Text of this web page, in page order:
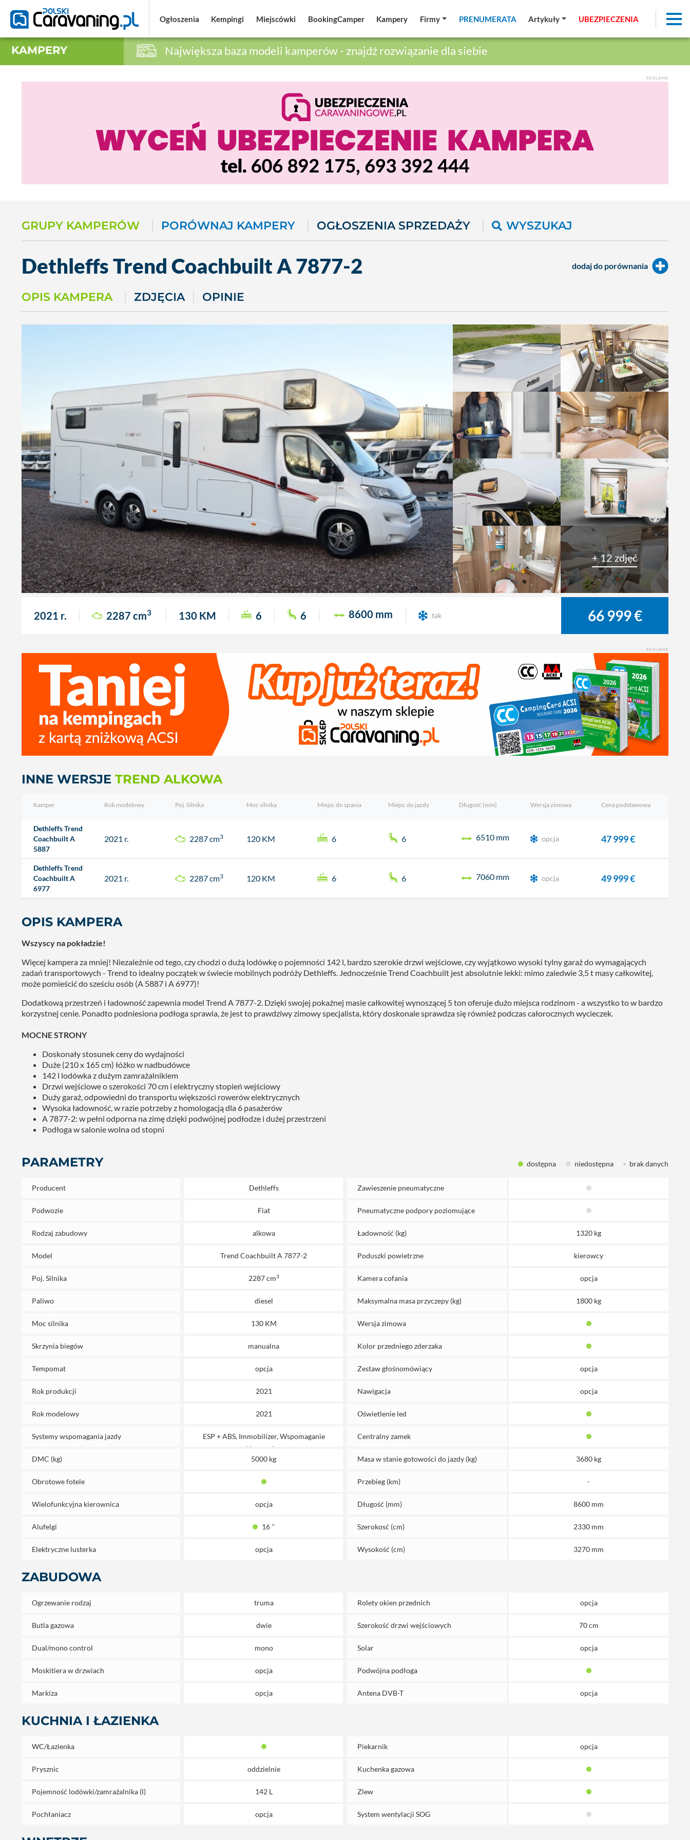
Ogłoszenia Kempingi Miejscówki BookingCamper Kampery Firmy PRENUMERATA Artykuły UBEZPIECZENIA
KAMPERY Największa baza modeli kamperów - znajdź rozwiązanie dla siebie
REKLAMA
GRUPY KAMPERÓW PORÓWNAJ KAMPERY OGŁOSZENIA SPRZEDAŻY WYSZUKAJ
DethleffsTrend Coachbuilt A 7877-2 dodaj do porównania
OPIS KAMPERA ZDJĘCIA OPINIE
+ 12 zdjęć
2021 r. 2287 cm3 130 KM 6 6 8600 mm tak 66 999 €
REKLAMA
INNE WERSJE TREND ALKOWA
Kamper Rok modelowy Poj. Silnika Moc silnika Miejsc do spania Miejsc do jazdy Długość (mm) Wersja zimowa Cena podstawowa
Dethleffs Trend
Coachbuilt A
5887
2021 r. 2287 cm3 120 KM 6 6 6510 mm opcja 47 999 €
Dethleffs Trend
Coachbuilt A
6977
2021 r. 2287 cm3 120 KM 6 6 7060 mm opcja 49 999 €
OPIS KAMPERA
Wszyscy na pokładzie!
Więcej kampera za mniej! Niezależnie od tego, czy chodzi o dużą lodówkę o pojemności 142 l, bardzo szerokie drzwi wejściowe, czy wyjątkowo wysoki tylny garaż do wymagających
zadań transportowych - Trend to idealny początek w świecie mobilnych podróży Dethleffs. Jednocześnie Trend Coachbuilt jest absolutnie lekki: mimo zaledwie 3,5 t masy całkowitej,
może pomieścić do sześciu osób (A 5887 i A 6977)!
Dodatkową przestrzeń i ładowność zapewnia model Trend A 7877-2. Dzięki swojej pokaźnej masie całkowitej wynoszącej 5 ton oferuje dużo miejsca rodzinom - a wszystko to w bardzo
korzystnej cenie. Ponadto podniesiona podłoga sprawia, że ​​jest to prawdziwy zimowy specjalista, który doskonale sprawdza się również podczas całorocznych wycieczek.
MOCNE STRONY
Doskonały stosunek ceny do wydajności
Duże (210 x 165 cm) łóżko w nadbudówce
142 l lodówka z dużym zamrażalnikiem
Drzwi wejściowe o szerokości 70 cm i elektryczny stopień wejściowy
Duży garaż, odpowiedni do transportu większości rowerów elektrycznych
Wysoka ładowność, w razie potrzeby z homologacją dla 6 pasażerów
A 7877-2: w pełni odporna na zimę dzięki podwójnej podłodze i dużej przestrzeni
Podłoga w salonie wolna od stopni
PARAMETRY dostępna niedostępna - brak danych
Producent Dethleffs
Podwozie Fiat
Rodzaj zabudowy alkowa
Model Trend Coachbuilt A 7877-2
Poj. Silnika 2287 cm3
Paliwo diesel
Moc silnika 130 KM
Skrzynia biegów manualna
Tempomat opcja
Rok produkcji 2021
Rok modelowy 2021
Systemy wspomagania jazdy
ESP + ABS, Immobilizer, Wspomaganie
kierownicy
DMC (kg)
5000 kg
Obrotowe fotele
Wielofunkcyjna kierownica opcja
Alufelgi 16 ''
Elektryczne lusterka opcja
Zawieszenie pneumatyczne
Pneumatyczne podpory poziomujące
Ładowność (kg) 1320 kg
Poduszki powietrzne kierowcy
Kamera cofania opcja
Maksymalna masa przyczepy (kg) 1800 kg
Wersja zimowa
Kolor przedniego zderzaka
Zestaw głośnomówiący opcja
Nawigacja opcja
Oświetlenie led
Centralny zamek
Masa w stanie gotowości do jazdy (kg) 3680 kg
Przebieg (km) -
Długość (mm) 8600 mm
Szerokosć (cm) 2330 mm
Wysokość (cm) 3270 mm
ZABUDOWA
Ogrzewanie rodzaj truma
Butla gazowa dwie
Dual/mono control mono
Moskitiera w drzwiach opcja
Markiza opcja
Rolety okien przednich opcja
Szerokość drzwi wejściowych 70 cm
Solar opcja
Podwójna podłoga
Antena DVB-T opcja
KUCHNIA I ŁAZIENKA
WC/Łazienka
Prysznic oddzielnie
Pojemność lodówki/zamrażalnika (l) 142 L
Pochłaniacz opcja
Piekarnik opcja
Kuchenka gazowa
Zlew
System wentylacji SOG
Ogłoszenia Kempingi Miejscówki BookingCamper Kampery Firmy PRENUMERATA Artykuły UBEZPIECZENIA